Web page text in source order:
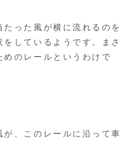
った風が横に流れるのを
しているようです。まさ
のレールというわけで
、このレールに沿って車